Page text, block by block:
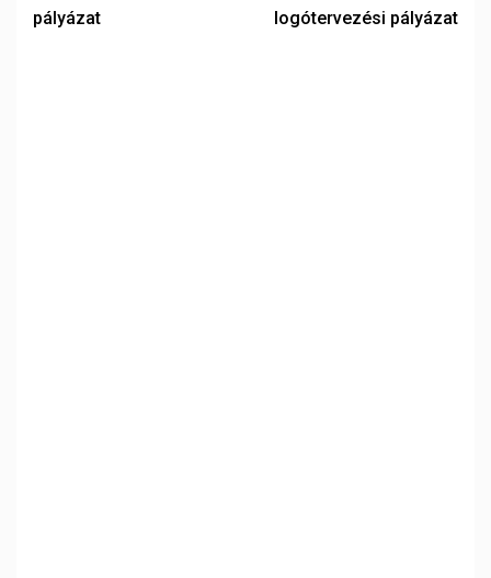
pályázat
logótervezési pályázat